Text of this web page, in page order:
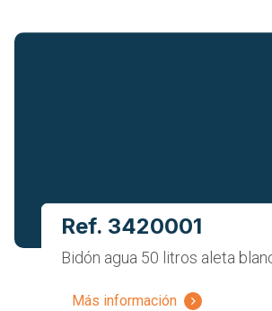
Ref. 3420001
Bidón agua 50 litros aleta
Más información